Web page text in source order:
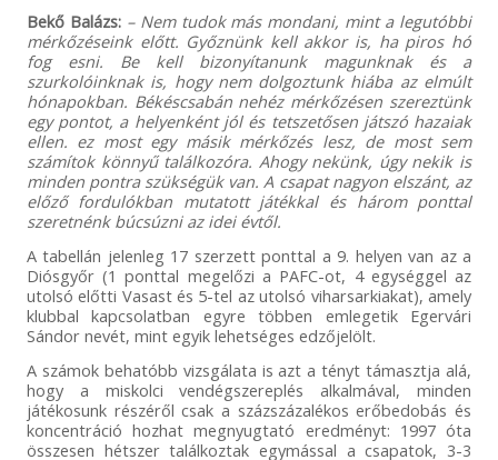
Bekő Balázs: – Nem tudok más mondani, mint a legutóbbi
mérkőzéseink előtt. Győznünk kell akkor is, ha piros hó
fog esni. Be kell bizonyítanunk magunknak és a
szurkolóinknak is, hogy nem dolgoztunk hiába az elmúlt
hónapokban. Békéscsabán nehéz mérkőzésen szereztünk
egy pontot, a helyenként jól és tetszetősen játszó hazaiak
ellen. ez most egy másik mérkőzés lesz, de most sem
számítok könnyű találkozóra. Ahogy nekünk, úgy nekik is
minden pontra szükségük van. A csapat nagyon elszánt, az
előző fordulókban mutatott játékkal és három ponttal
szeretnénk búcsúzni az idei évtől.
A tabellán jelenleg 17 szerzett ponttal a 9. helyen van az a
Diósgyőr (1 ponttal megelőzi a PAFC-ot, 4 egységgel az
utolsó előtti Vasast és 5-tel az utolsó viharsarkiakat), amely
klubbal kapcsolatban egyre többen emlegetik Egervári
Sándor nevét, mint egyik lehetséges edzőjelölt.
A számok behatóbb vizsgálata is azt a tényt támasztja alá,
hogy a miskolci vendégszereplés alkalmával, minden
játékosunk részéről csak a százszázalékos erőbedobás és
koncentráció hozhat megnyugtató eredményt: 1997 óta
összesen hétszer találkoztak egymással a csapatok, 3-3